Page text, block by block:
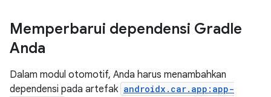
Memperbarui dependensi Gradle
Anda
Dalam modul otomotif, Anda harus menambahkan
dependensi pada artefak androidx.car.app:app-